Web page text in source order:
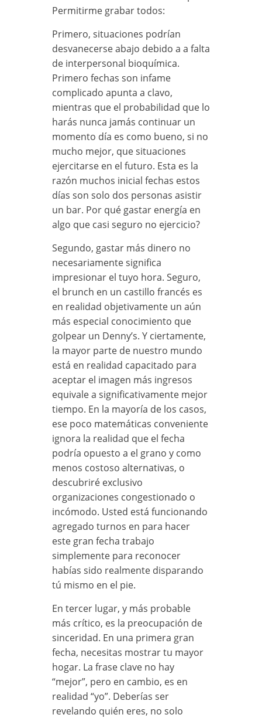
Permitirme grabar todos:
Primero, situaciones podrían
desvanecerse abajo debido a a falta
de interpersonal bioquímica.
Primero fechas son infame
complicado apunta a clavo,
mientras que el probabilidad que lo
harás nunca jamás continuar un
momento día es como bueno, si no
mucho mejor, que situaciones
ejercitarse en el futuro. Esta es la
razón muchos inicial fechas estos
días son solo dos personas asistir
un bar. Por qué gastar energía en
algo que casi seguro no ejercicio?
Segundo, gastar más dinero no
necesariamente significa
impresionar el tuyo hora. Seguro,
el brunch en un castillo francés es
en realidad objetivamente un aún
más especial conocimiento que
golpear un Denny’s. Y ciertamente,
la mayor parte de nuestro mundo
está en realidad capacitado para
aceptar el imagen más ingresos
equivale a significativamente mejor
tiempo. En la mayoría de los casos,
ese poco matemáticas conveniente
ignora la realidad que el fecha
podría opuesto a el grano y como
menos costoso alternativas, o
descubriré exclusivo
organizaciones congestionado o
incómodo. Usted está funcionando
agregado turnos en para hacer
este gran fecha trabajo
simplemente para reconocer
habías sido realmente disparando
tú mismo en el pie.
En tercer lugar, y más probable
más crítico, es la preocupación de
sinceridad. En una primera gran
fecha, necesitas mostrar tu mayor
hogar. La frase clave no hay
“mejor”, pero en cambio, es en
realidad “yo”. Deberías ser
revelando quién eres, no solo